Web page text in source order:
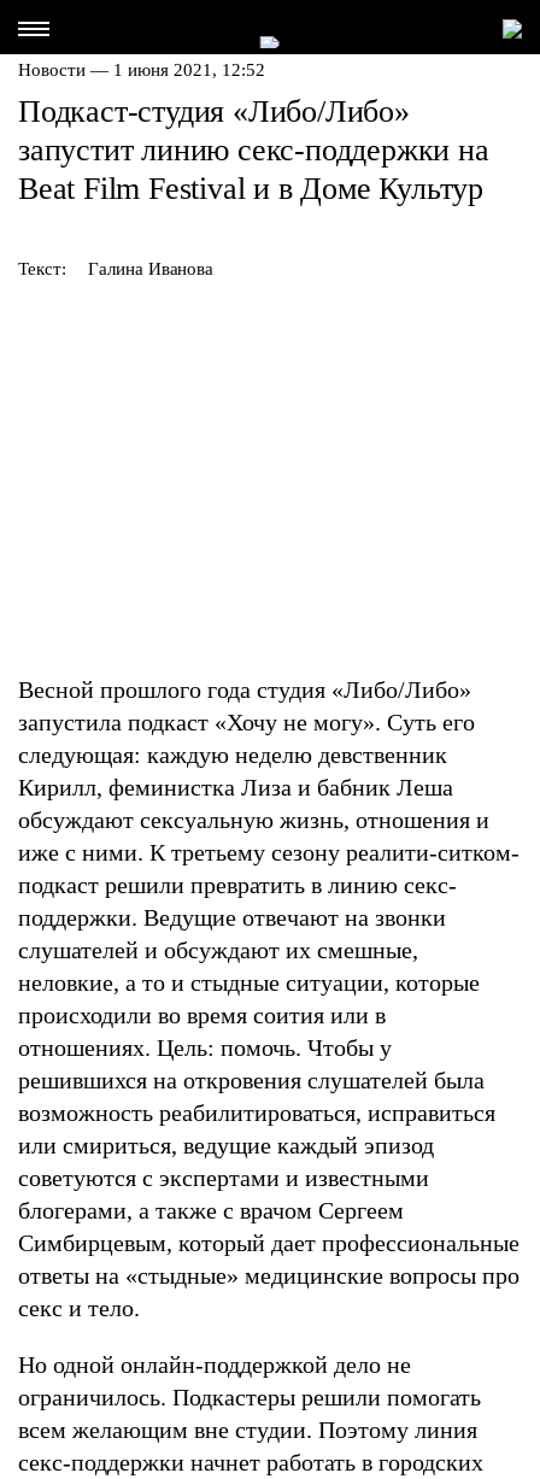
Новости — 1 июня 2021, 12:52
Подкаст-студия «Либо/Либо»
запустит линию секс-поддержки на
Beat Film Festival и в Доме Культур
Текст: Галина Иванова
Весной прошлого года студия «Либо/Либо»
запустила подкаст «Хочу не могу». Суть его
следующая: каждую неделю девственник
Кирилл, феминистка Лиза и бабник Леша
обсуждают сексуальную жизнь, отношения и
иже с ними. К третьему сезону реалити-ситком-
подкаст решили превратить в линию секс-
поддержки. Ведущие отвечают на звонки
слушателей и обсуждают их смешные,
неловкие, а то и стыдные ситуации, которые
происходили во время соития или в
отношениях. Цель: помочь. Чтобы у
решившихся на откровения слушателей была
возможность реабилитироваться, исправиться
или смириться, ведущие каждый эпизод
советуются с экспертами и известными
блогерами, а также с врачом Сергеем
Симбирцевым, который дает профессиональные
ответы на «стыдные» медицинские вопросы про
секс и тело.
Но одной онлайн-поддержкой дело не
ограничилось. Подкастеры решили помогать
всем желающим вне студии. Поэтому линия
секс-поддержки начнет работать в городских